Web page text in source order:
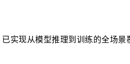
实现从模型推理到训练的全场景